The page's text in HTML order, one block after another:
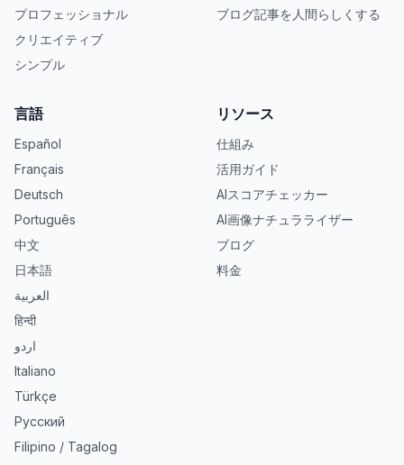
プロフェッショナル
クリエイティブ
シンプル
ブログ記事を人間らしくする
言語
Español
Français
Deutsch
Português
中文
日本語
العربية
हिन्दी
اردو
Italiano
Türkçe
Русский
Filipino / Tagalog
リソース
仕組み
活用ガイド
AIスコアチェッカー
AI画像ナチュラライザー
ブログ
料金